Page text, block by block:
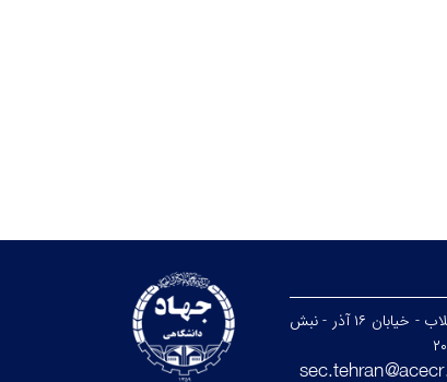
تهران - خیابان انقلاب - خیابان ۱۶ آذر - نبش